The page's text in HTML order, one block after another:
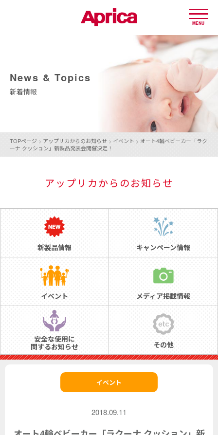
MENU
News & Topics
新着情報
TOPページ > アップリカからのお知らせ > イベント > オート4輪ベビーカー「ラク
ーナ クッション」 新製品発表会開催決定！
アップリカからのお知らせ
新製品情報 キャンペーン情報
イベント メディア掲載情報
安全な使用に
関するお知らせ
その他
イベント
2018.09.11